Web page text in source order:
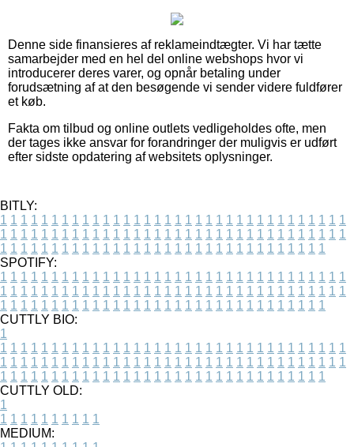
Denne side finansieres af reklameindtægter. Vi har tætte
samarbejder med en hel del online webshops hvor vi
introducerer deres varer, og opnår betaling under
forudsætning af at den besøgende vi sender videre fuldfører
et køb.
Fakta om tilbud og online outlets vedligeholdes ofte, men
der tages ikke ansvar for forandringer der muligvis er udført
efter sidste opdatering af websitets oplysninger.
BITLY:
1 1 1 1 1 1 1 1 1 1 1 1 1 1 1 1 1 1 1 1 1 1 1 1 1 1 1 1 1 1 1 1 1 1
1 1 1 1 1 1 1 1 1 1 1 1 1 1 1 1 1 1 1 1 1 1 1 1 1 1 1 1 1 1 1 1 1 1
1 1 1 1 1 1 1 1 1 1 1 1 1 1 1 1 1 1 1 1 1 1 1 1 1 1 1 1 1 1 1 1
SPOTIFY:
1 1 1 1 1 1 1 1 1 1 1 1 1 1 1 1 1 1 1 1 1 1 1 1 1 1 1 1 1 1 1 1 1 1
1 1 1 1 1 1 1 1 1 1 1 1 1 1 1 1 1 1 1 1 1 1 1 1 1 1 1 1 1 1 1 1 1 1
1 1 1 1 1 1 1 1 1 1 1 1 1 1 1 1 1 1 1 1 1 1 1 1 1 1 1 1 1 1 1 1
CUTTLY BIO:
1
1 1 1 1 1 1 1 1 1 1 1 1 1 1 1 1 1 1 1 1 1 1 1 1 1 1 1 1 1 1 1 1 1 1
1 1 1 1 1 1 1 1 1 1 1 1 1 1 1 1 1 1 1 1 1 1 1 1 1 1 1 1 1 1 1 1 1 1
1 1 1 1 1 1 1 1 1 1 1 1 1 1 1 1 1 1 1 1 1 1 1 1 1 1 1 1 1 1 1 1
CUTTLY OLD:
1
1 1 1 1 1 1 1 1 1 1
MEDIUM: